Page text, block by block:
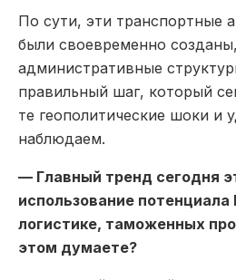
По сути, эти транспортные
были своевременно
административные
правильный шаг, который
те геополитические шоки и
наблюдаем.
— Главный тренд сегодня
использование потенциала
логистике, таможенных
этом думаете?